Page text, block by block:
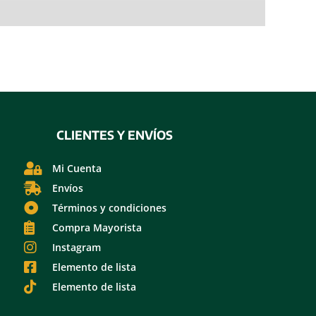
CLIENTES Y ENVÍOS
Mi Cuenta
Envíos
Términos y condiciones
Compra Mayorista
Instagram
Elemento de lista
Elemento de lista